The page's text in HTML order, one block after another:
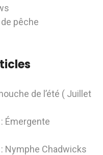
pêche
de l’été ( Juillet
Émergente
Nymphe Chadwicks